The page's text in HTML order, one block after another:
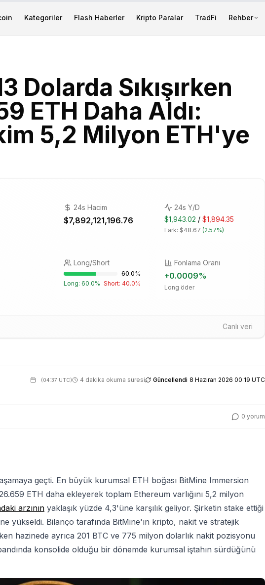
Kategoriler Flash Haberler Kripto Paralar TradFi Rehber
Dolarda Sıkışırken
ETH Daha Aldı:
5,2 Milyon ETH'ye
24s Hacim
$7,892,121,196.76
24s Y/D
$1,943.02 / $1,894.35
Fark: $48.67 (2.57%)
Long/Short
60.0%
Long: 60.0% Short: 40.0%
Fonlama Oranı
+0.0009%
Long öder
Canlı veri
(04:37 UTC) 4 dakika okuma süresi Güncellendi 8 Haziran 2026 00:19 UTC
0 yorum
geçti. En büyük kurumsal ETH boğası BitMine Immersion
ETH daha ekleyerek toplam Ethereum varlığını 5,2 milyon
arzının yaklaşık yüzde 4,3'üne karşılık geliyor. Şirketin stake ettiği
yükseldi. Bilanço tarafında BitMine'ın kripto, nakit ve stratejik
hazinede ayrıca 201 BTC ve 775 milyon dolarlık nakit pozisyonu
konsolide olduğu bir dönemde kurumsal iştahın sürdüğünü